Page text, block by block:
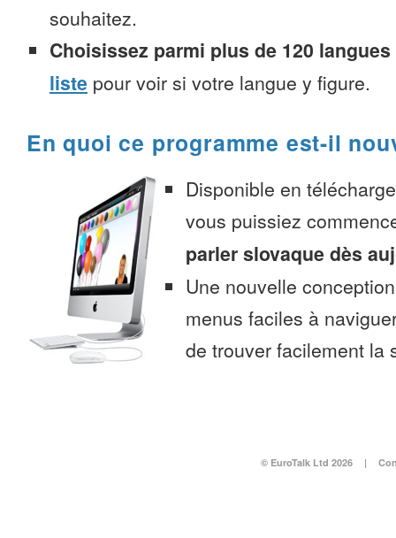
souhaitez.
Choisissez parmi plus de 120 langues
liste pour voir si votre langue y figure.
En quoi ce programme est-il
Disponible en
vous puissiez
parler slovaque dès
Une nouvelle
menus faciles à
de trouver facilement la
© EuroTalk Ltd 2026 |